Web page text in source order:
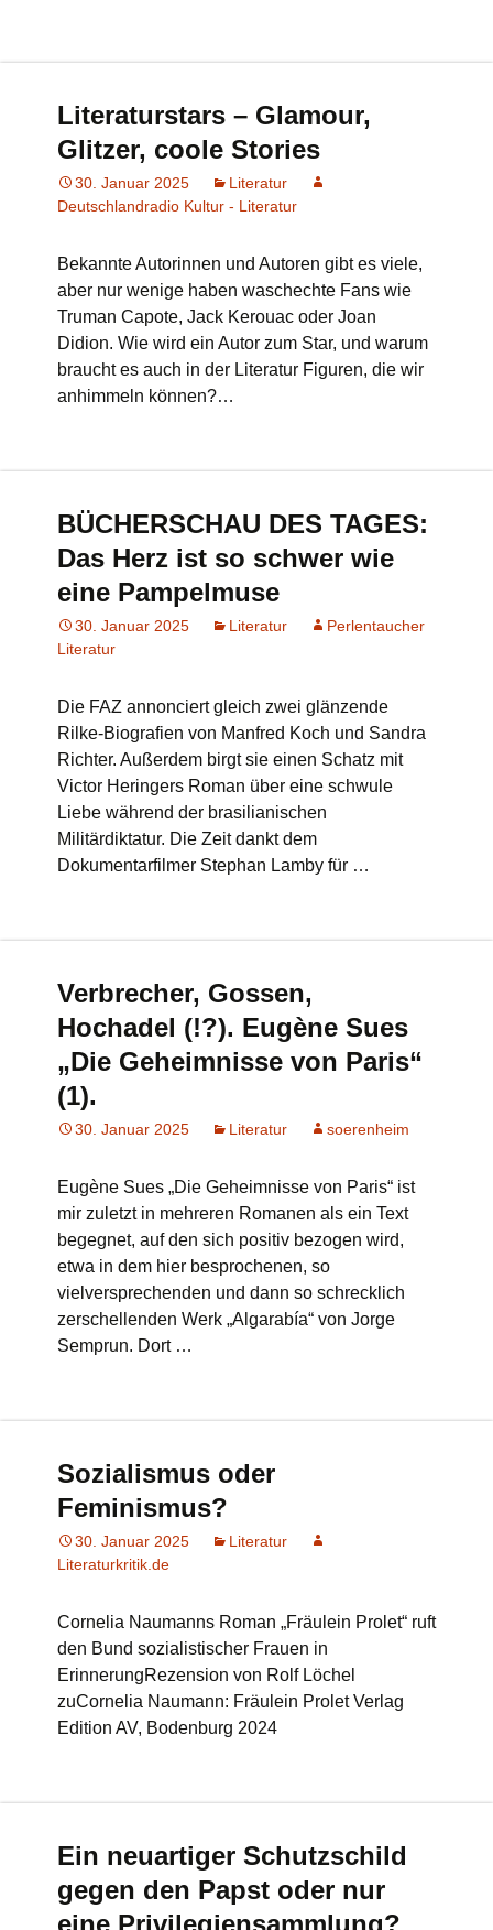
Literaturstars – Glamour,
Glitzer, coole Stories
30. Januar 2025
Literatur
Deutschlandradio Kultur - Literatur
Bekannte Autorinnen und Autoren gibt es viele,
aber nur wenige haben waschechte Fans wie
Truman Capote, Jack Kerouac oder Joan
Didion. Wie wird ein Autor zum Star, und warum
braucht es auch in der Literatur Figuren, die wir
anhimmeln können?…
BÜCHERSCHAU DES TAGES:
Das Herz ist so schwer wie
eine Pampelmuse
30. Januar 2025 Literatur
Perlentaucher
Literatur
Die FAZ annonciert gleich zwei glänzende
Rilke-Biografien von Manfred Koch und Sandra
Richter. Außerdem birgt sie einen Schatz mit
Victor Heringers Roman über eine schwule
Liebe während der brasilianischen
Militärdiktatur. Die Zeit dankt dem
Dokumentarfilmer Stephan Lamby für …
Verbrecher, Gossen,
Hochadel (!?). Eugène Sues
„Die Geheimnisse von Paris“
(1).
30. Januar 2025 Literatur soerenheim
Eugène Sues „Die Geheimnisse von Paris“ ist
mir zuletzt in mehreren Romanen als ein Text
begegnet, auf den sich positiv bezogen wird,
etwa in dem hier besprochenen, so
vielversprechenden und dann so schrecklich
zerschellenden Werk „Algarabía“ von Jorge
Semprun. Dort …
Sozialismus oder
Feminismus?
30. Januar 2025
Literatur
Literaturkritik.de
Cornelia Naumanns Roman „Fräulein Prolet“ ruft
den Bund sozialistischer Frauen in
ErinnerungRezension von Rolf Löchel
zuCornelia Naumann: Fräulein Prolet Verlag
Edition AV, Bodenburg 2024
Ein neuartiger Schutzschild
gegen den Papst oder nur
eine Privilegiensammlung?